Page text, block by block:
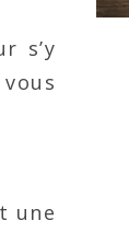
s’y
une